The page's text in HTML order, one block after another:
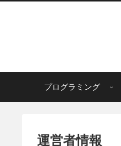
プログラミング
運営者情報